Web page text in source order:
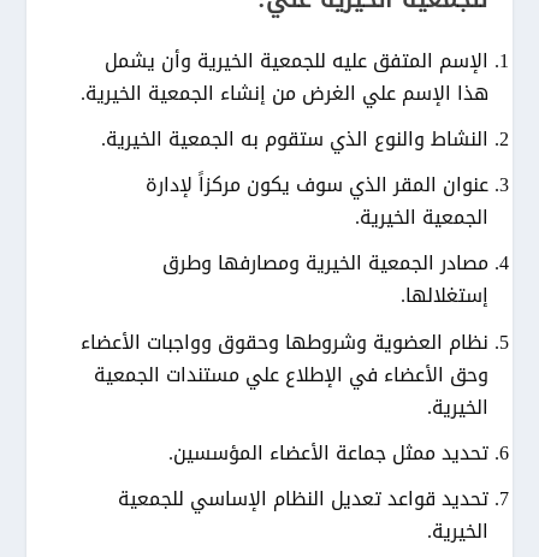
الإسم المتفق عليه للجمعية الخيرية وأن يشمل
هذا الإسم علي الغرض من إنشاء الجمعية الخيرية.
النشاط والنوع الذي ستقوم به الجمعية الخيرية.
عنوان المقر الذي سوف يكون مركزاً لإدارة
الجمعية الخيرية.
مصادر الجمعية الخيرية ومصارفها وطرق
إستغلالها.
نظام العضوية وشروطها وحقوق وواجبات الأعضاء
وحق الأعضاء في الإطلاع علي مستندات الجمعية
الخيرية.
تحديد ممثل جماعة الأعضاء المؤسسين.
تحديد قواعد تعديل النظام الإساسي للجمعية
الخيرية.